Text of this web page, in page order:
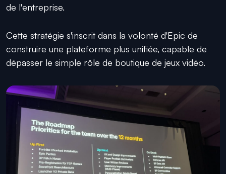
de l'entreprise.
Cette stratégie s'inscrit dans la volonté d'Epic de
construire une plateforme plus unifiée, capable de
dépasser le simple rôle de boutique de jeux vidéo.